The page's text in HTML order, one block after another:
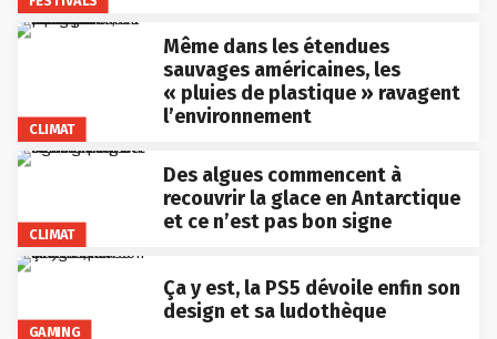
CLIMAT
Même dans les étendues
sauvages américaines, les
« pluies de plastique » ravagent
l’environnement
CLIMAT
Des algues commencent à
recouvrir la glace en Antarctique
et ce n’est pas bon signe
GAMING
Ça y est, la PS5 dévoile enfin son
design et sa ludothèque